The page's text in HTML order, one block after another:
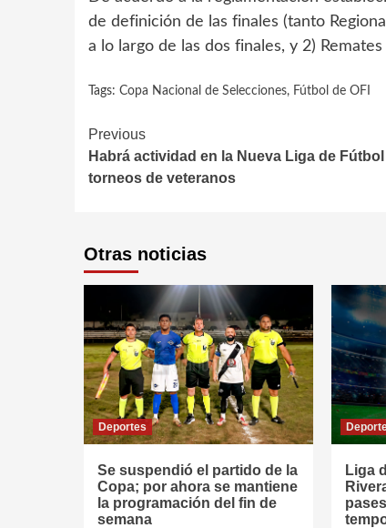
de definición de las finales (tanto
a lo largo de las dos finales, y 2)
Tags: Copa Nacional de Selecciones, Fútbol de OFI
Continue
Reading
Previous
Habrá actividad en la Nueva Liga de
torneos de veteranos
Otras noticias
Deportes
Se suspendió el partido de la
Copa; por ahora se mantiene
la programación del fin de
semana
Liga